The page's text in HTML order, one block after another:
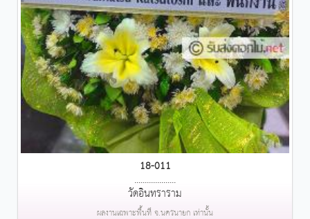
18-011
....................
วัดอินทราราม
ผลงานเฉพาะพื้นที่ จ.นครนายก เท่านั้น